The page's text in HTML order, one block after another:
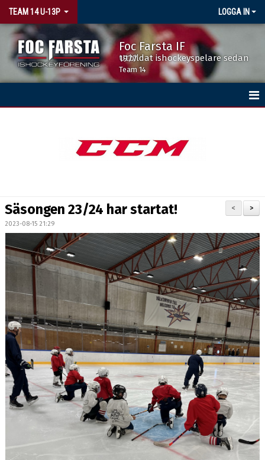
TEAM 14 U-13P LOGGA IN
Foc Farsta IF
Utbildat ishockeyspelare sedan 1977
Team 14
TRUPPEN
BILDGALLERI
DOKUMENT
KONTAKT
>
<
Säsongen 23/24 har startat!
2023-08-15 21:29